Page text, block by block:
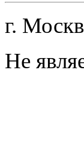
г.
Не